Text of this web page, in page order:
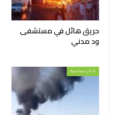
حريق هائل في مستشفى
ود مدني
أخبار سياسية